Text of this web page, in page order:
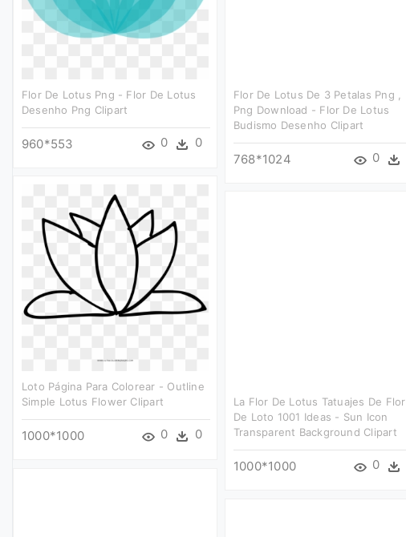
Flor De Lotus Png - Flor De Lotus
Desenho Png Clipart
960*553 0 0
Flor De Lotus De 3 Petalas Png ,
Png Download - Flor De Lotus
Budismo Desenho Clipart
768*1024 0
Loto Página Para Colorear - Outline
Simple Lotus Flower Clipart
1000*1000 0 0
La Flor De Lotus Tatuajes De Flor
De Loto 1001 Ideas - Sun Icon
Transparent Background Clipart
1000*1000 0